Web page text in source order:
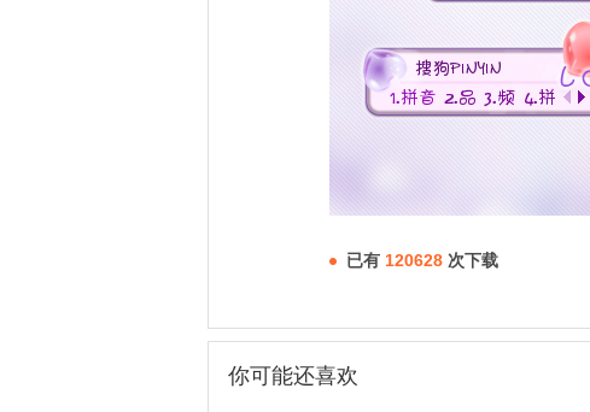
已有 120628 次下载
你可能还喜欢